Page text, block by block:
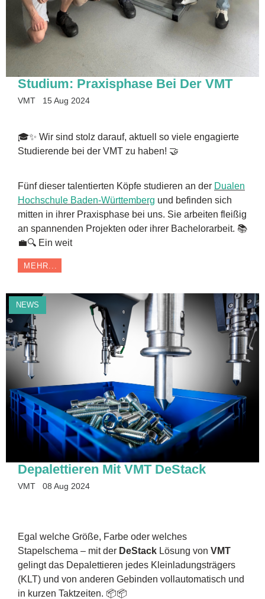
Studium: Praxisphase Bei Der VMT
VMT 15 Aug 2024
🎓✨ Wir sind stolz darauf, aktuell so viele engagierte
Studierende bei der VMT zu haben! 🤝
Fünf dieser talentierten Köpfe studieren an der Dualen
Hochschule Baden-Württemberg und befinden sich
mitten in ihrer Praxisphase bei uns. Sie arbeiten fleißig
an spannenden Projekten oder ihrer Bachelorarbeit. 📚
💼🔍 Ein weit
MEHR...
NEWS
Depalettieren Mit VMT DeStack
VMT 08 Aug 2024
Egal welche Größe, Farbe oder welches
Stapelschema – mit der DeStack Lösung von VMT
gelingt das Depalettieren jedes Kleinladungsträgers
(KLT) und von anderen Gebinden vollautomatisch und
in kurzen Taktzeiten. 📦📦